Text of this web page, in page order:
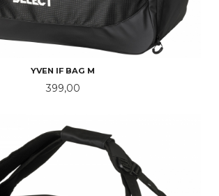
YVEN IF BAG M
Pris
399,00